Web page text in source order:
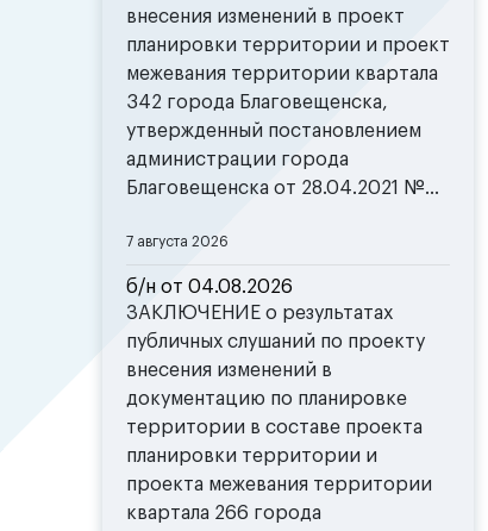
внесения изменений в проект
планировки территории и проект
межевания территории квартала
342 города Благовещенска,
утвержденный постановлением
администрации города
Благовещенска от 28.04.2021 №...
7 августа 2026
б/н от 04.08.2026
ЗАКЛЮЧЕНИЕ о результатах
публичных слушаний по проекту
внесения изменений в
документацию по планировке
территории в составе проекта
планировки территории и
проекта межевания территории
квартала 266 города